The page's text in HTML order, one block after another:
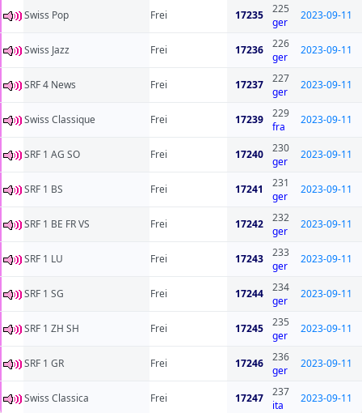
Swiss Pop Frei 17235
225
ger
2023-09-11
Swiss Jazz Frei 17236
226
ger
2023-09-11
SRF 4 News Frei 17237
227
ger
2023-09-11
Swiss Classique Frei 17239
229
fra
2023-09-11
SRF 1 AG SO Frei 17240
230
ger
2023-09-11
SRF 1 BS Frei 17241
231
ger
2023-09-11
SRF 1 BE FR VS Frei 17242
232
ger
2023-09-11
SRF 1 LU Frei 17243
233
ger
2023-09-11
SRF 1 SG Frei 17244
234
ger
2023-09-11
SRF 1 ZH SH Frei 17245
235
ger
2023-09-11
SRF 1 GR Frei 17246
236
ger
2023-09-11
Swiss Classica Frei 17247
237
ita
2023-09-11